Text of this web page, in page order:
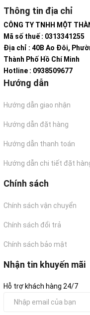
Thông tin địa chỉ
CÔNG TY TNHH MỘT
Mã số thuế : 0313341255
Địa chỉ : 40B Ao Đôi,
Thành Phố Hồ Chí Minh
Hotline : 0938509677
Hướng dẫn
Hướng dẫn giao nhận
Hướng dẫn đặt hàng
Hướng dẫn thanh toán
Hướng dẫn chi tiết đặt
Chính sách
Chính sách vận chuyển
Chính sách đổi trả
Chính sách bảo mật
Nhận tin khuyến mãi
Hỗ trợ khách hàng 24/7